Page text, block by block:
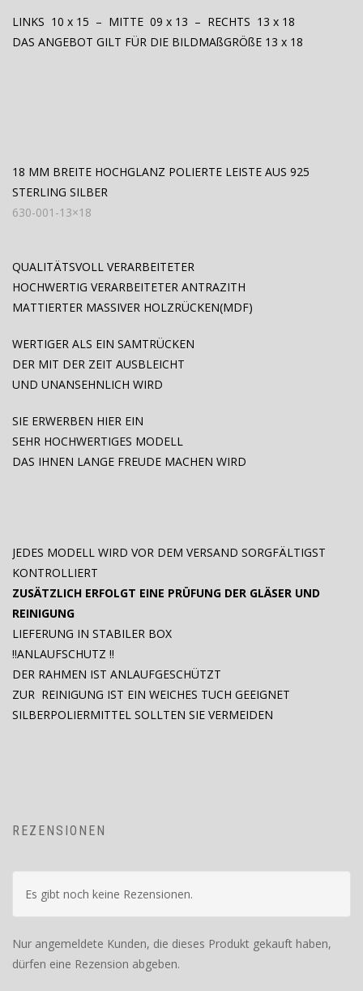
LINKS 10 x 15 – MITTE 09 x 13 – RECHTS 13 x 18
DAS ANGEBOT GILT FÜR DIE BILDMAßGRÖßE 13 x 18
18 MM BREITE HOCHGLANZ POLIERTE LEISTE AUS 925
STERLING SILBER
630-001-13×18
QUALITÄTSVOLL VERARBEITETER
HOCHWERTIG VERARBEITETER ANTRAZITH
MATTIERTER MASSIVER HOLZRÜCKEN(MDF)
WERTIGER ALS EIN SAMTRÜCKEN
DER MIT DER ZEIT AUSBLEICHT
UND UNANSEHNLICH WIRD
SIE ERWERBEN HIER EIN
SEHR HOCHWERTIGES MODELL
DAS IHNEN LANGE FREUDE MACHEN WIRD
JEDES MODELL WIRD VOR DEM VERSAND SORGFÄLTIGST
KONTROLLIERT
ZUSÄTZLICH ERFOLGT EINE PRÜFUNG DER GLÄSER UND
REINIGUNG
LIEFERUNG IN STABILER BOX
!!ANLAUFSCHUTZ !!
DER RAHMEN IST ANLAUFGESCHÜTZT
ZUR REINIGUNG IST EIN WEICHES TUCH GEEIGNET
SILBERPOLIERMITTEL SOLLTEN SIE VERMEIDEN
REZENSIONEN
Es gibt noch keine Rezensionen.
Nur angemeldete Kunden, die dieses Produkt gekauft haben,
dürfen eine Rezension abgeben.